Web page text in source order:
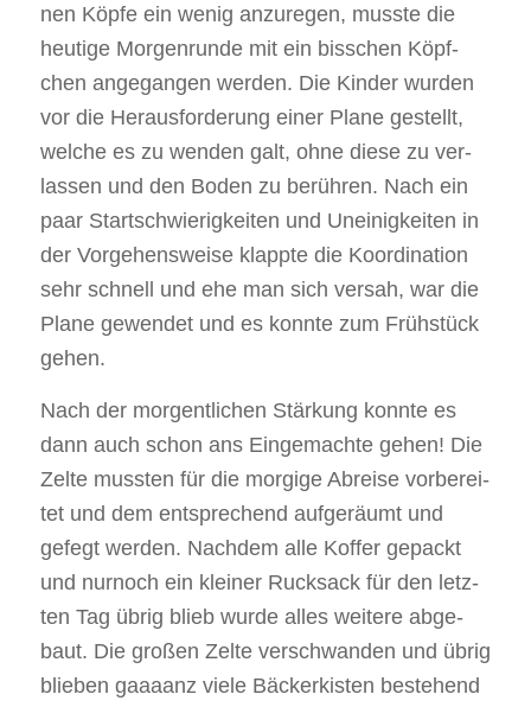
nen Köp­fe ein wenig anzu­re­gen, muss­te die
heu­ti­ge Mor­gen­run­de mit ein biss­chen Köpf­
chen ange­gan­gen wer­den. Die Kin­der wur­den
vor die Her­aus­for­de­rung einer Pla­ne gestellt,
wel­che es zu wen­den galt, ohne die­se zu ver­
las­sen und den Boden zu berüh­ren. Nach ein
paar Start­schwie­rig­kei­ten und Unei­nig­kei­ten in
der Vor­ge­hens­wei­se klapp­te die Koor­di­na­ti­on
sehr schnell und ehe man sich ver­sah, war die
Pla­ne gewen­det und es konn­te zum Früh­stück
gehen.
Nach der mor­gen­tli­chen Stär­kung konn­te es
dann auch schon ans Ein­ge­mach­te gehen! Die
Zel­te muss­ten für die mor­gi­ge Abrei­se vor­be­rei­
tet und dem ent­spre­chend auf­ge­räumt und
gefegt wer­den. Nach­dem alle Kof­fer gepackt
und nur­noch ein klei­ner Ruck­sack für den letz­
ten Tag übrig blieb wur­de alles wei­te­re abge­
baut. Die gro­ßen Zel­te ver­schwan­den und übrig
blie­ben gaaa­anz vie­le Bäcker­kis­ten bestehend